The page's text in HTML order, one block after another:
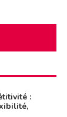
: